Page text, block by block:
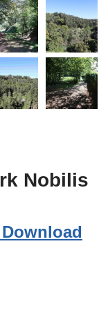
Nobilis